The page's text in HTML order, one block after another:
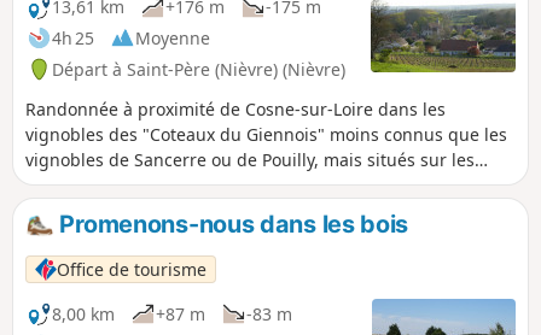
13,61 km
+176 m
-175 m
4h 25
Moyenne
Départ à Saint-Père (Nièvre) (Nièvre)
Randonnée à proximité de Cosne-sur-Loire dans les
vignobles des "Coteaux du Giennois" moins connus que les
vignobles de Sancerre ou de Pouilly, mais situés sur les
bords de Loire à proximité immédiate de ces deux
appellations. Cette randonnée vous permettra de découvrir
cette région. La randonnée est balisée en Jaune.
Promenons-nous dans les bois
Office de tourisme
8,00 km
+87 m
-83 m